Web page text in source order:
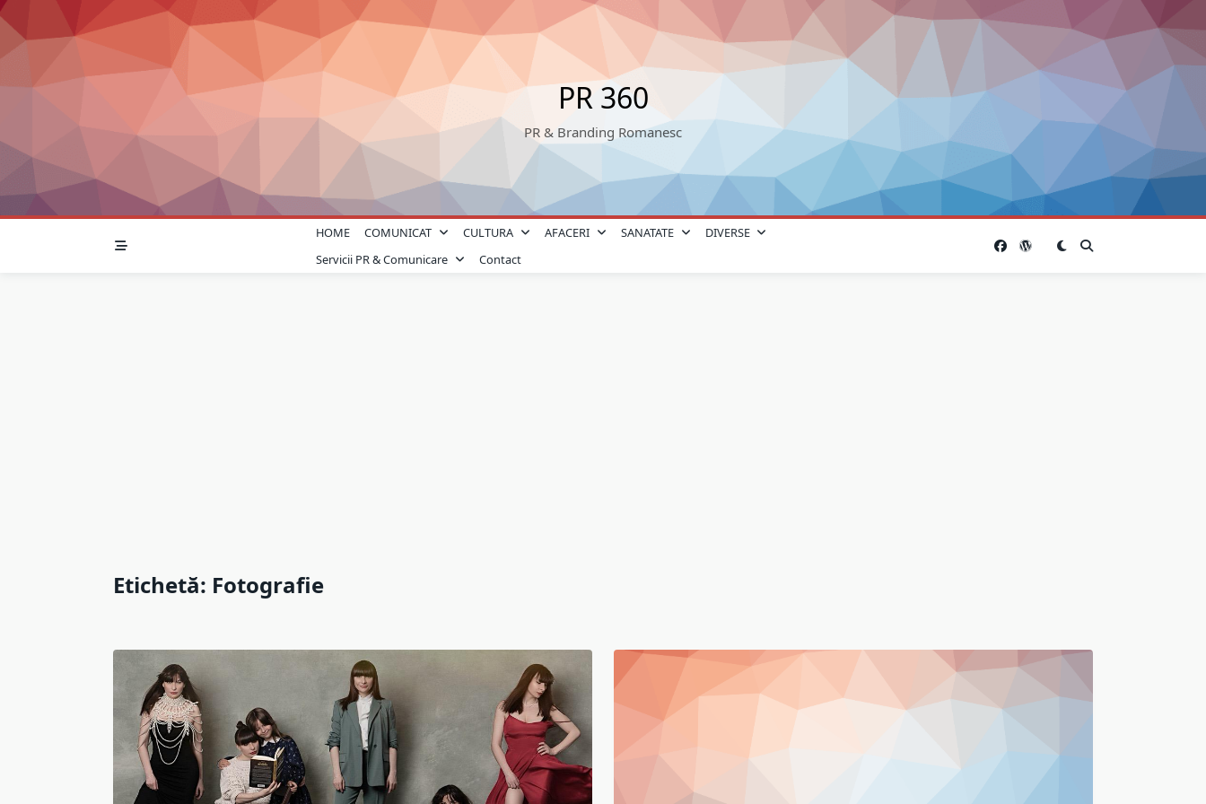
Skip
to
content
PR 360
PR & Branding Romanesc
HOME COMUNICAT CULTURA AFACERI SANATATE
DIVERSE
Servicii PR & Comunicare
Contact
Etichetă: Fotografie